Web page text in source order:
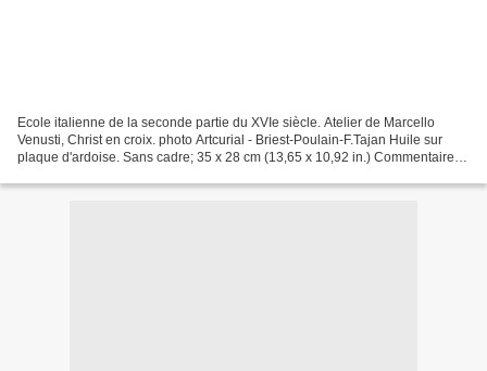
Ecole italienne de la seconde partie du XVIe siècle. Atelier de Marcello
Venusti, Christ en croix. photo Artcurial - Briest-Poulain-F.Tajan Huile sur
plaque d'ardoise. Sans cadre; 35 x 28 cm (13,65 x 10,92 in.) Commentaire :